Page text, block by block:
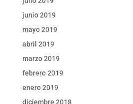
junio 2019
mayo 2019
abril 2019
marzo 2019
febrero 2019
enero 2019
diciembre 2018